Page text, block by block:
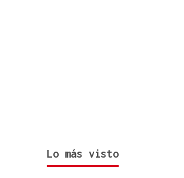
Lo más visto